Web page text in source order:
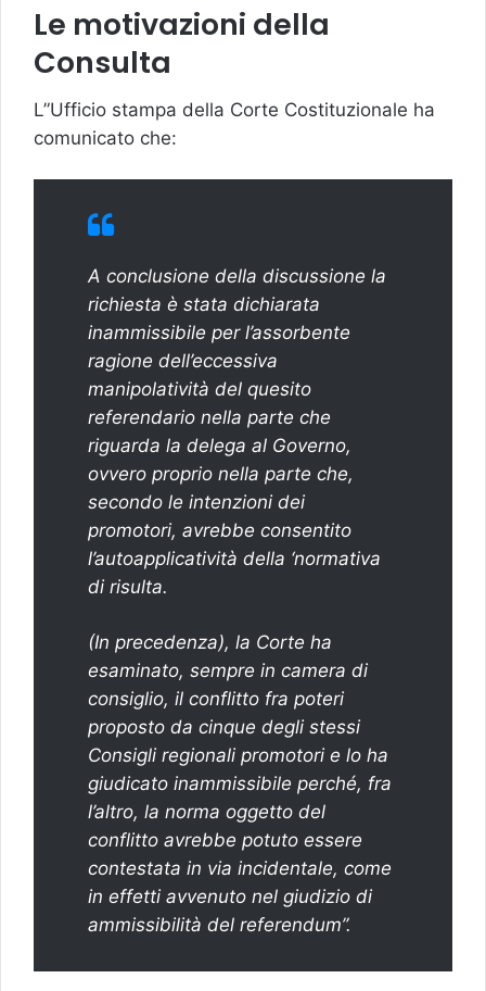
Le motivazioni della
Consulta
L”Ufficio stampa della Corte Costituzionale ha
comunicato che:
A conclusione della discussione la
richiesta è stata dichiarata
inammissibile per l’assorbente
ragione dell’eccessiva
manipolatività del quesito
referendario nella parte che
riguarda la delega al Governo,
ovvero proprio nella parte che,
secondo le intenzioni dei
promotori, avrebbe consentito
l’autoapplicatività della ‘normativa
di risulta.
(In precedenza), la Corte ha
esaminato, sempre in camera di
consiglio, il conflitto fra poteri
proposto da cinque degli stessi
Consigli regionali promotori e lo ha
giudicato inammissibile perché, fra
l’altro, la norma oggetto del
conflitto avrebbe potuto essere
contestata in via incidentale, come
in effetti avvenuto nel giudizio di
ammissibilità del referendum”.